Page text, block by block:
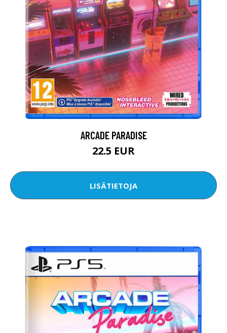
ARCADE PARADISE
22.5 EUR
LISÄTIETOJA